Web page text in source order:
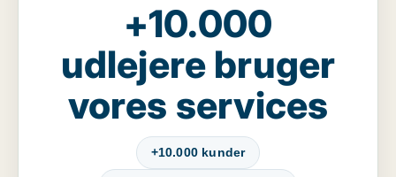
+10.000
udlejere bruger
vores services
+10.000 kunder